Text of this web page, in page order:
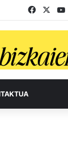
Facebook